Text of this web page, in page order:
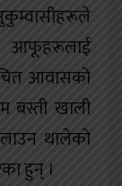
आफूहरूलाई
आवासको
बस्ती खाली
थालेको
हुन् ।